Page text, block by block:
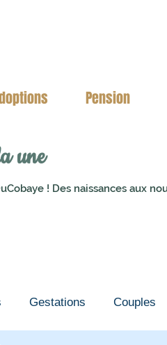
Pension
une
! Des naissances aux
Gestations Couples